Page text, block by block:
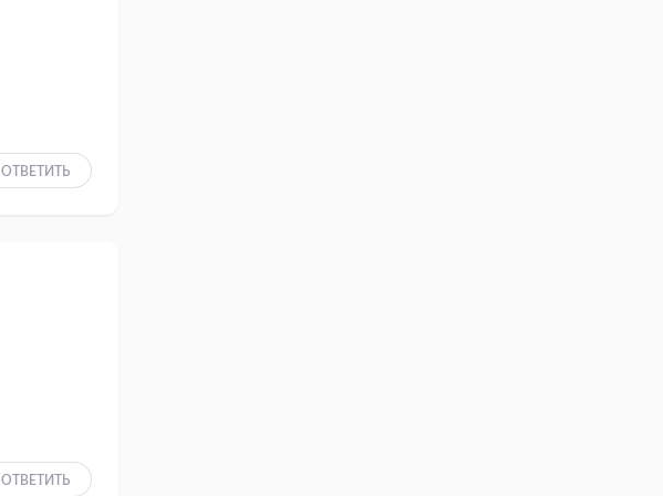
ОТВЕТИТЬ
ОТВЕТИТЬ